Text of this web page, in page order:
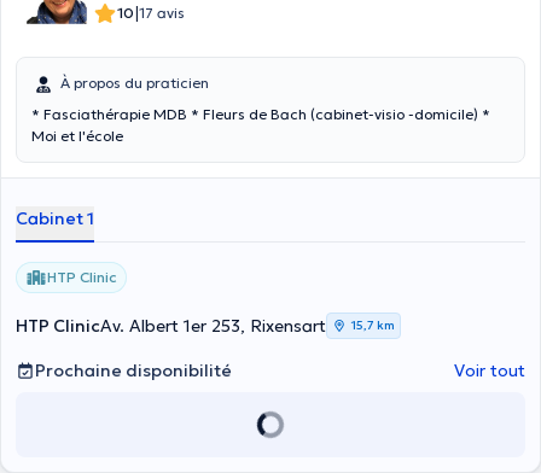
10|17 avis
À propos du praticien
* Fasciathérapie MDB * Fleurs de Bach (cabinet-visio -domicile) *
Moi et l'école
Cabinet 1
HTP Clinic
HTP ClinicAv. Albert 1er 253, Rixensart 15,7 km
Prochaine disponibilité Voir tout